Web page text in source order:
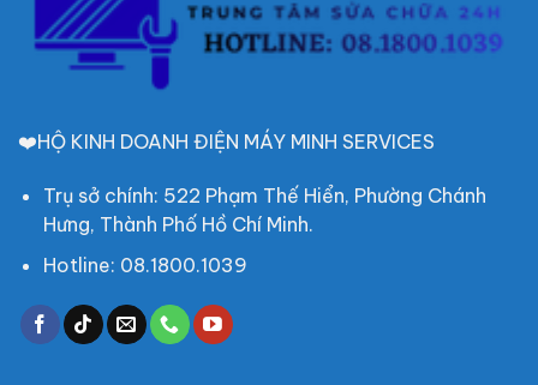
❤️HỘ KINH DOANH ĐIỆN MÁY MINH SERVICES
Trụ sở chính: 522 Phạm Thế Hiển, Phường Chánh
Hưng, Thành Phố Hồ Chí Minh.
Hotline: 08.1800.1039